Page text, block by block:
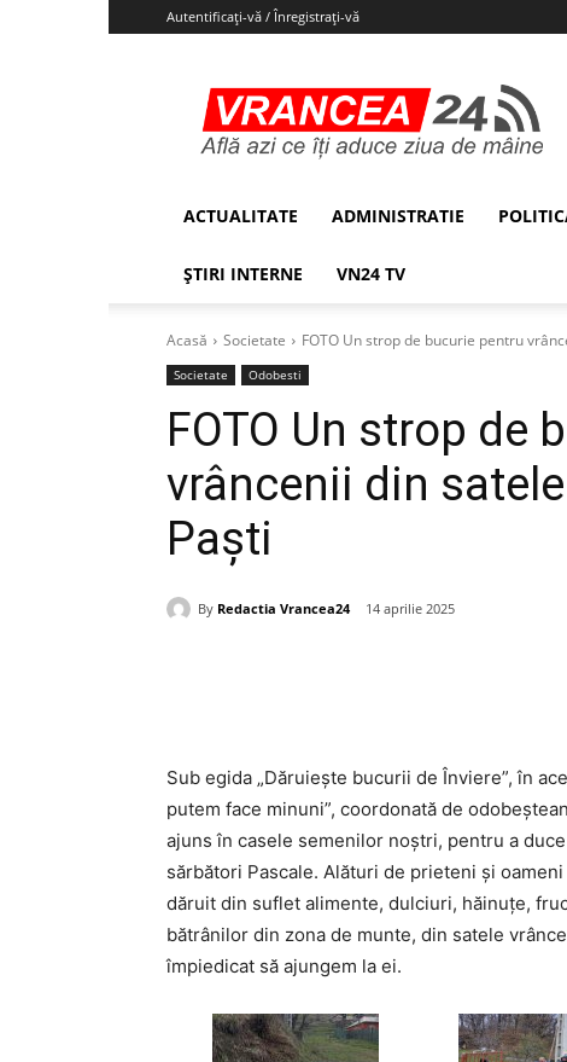
Autentificați-vă / Înregistrați-vă
ACTUALITATE ADMINISTRATIE
ȘTIRI INTERNE VN24 TV
Acasă Societate FOTO Un strop de bucurie pentru
Societate Odobesti
FOTO Un strop de
vrâncenii din
Paști
By Redactia Vrancea24 14 aprilie 2025
Sub egida „Dăruiește bucurii de Înviere”, în
putem face minuni”, coordonată de
ajuns în casele semenilor noștri, pentru a
sărbători Pascale. Alături de prieteni și
dăruit din suflet alimente, dulciuri, hăinuțe,
bătrânilor din zona de munte, din satele
împiedicat să ajungem la ei.